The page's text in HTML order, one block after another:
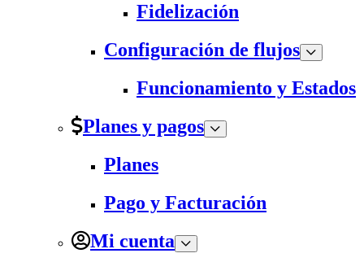
Fidelización
Configuración de flujos
Funcionamiento y Estados
Planes y pagos
Planes
Pago y Facturación
Mi cuenta